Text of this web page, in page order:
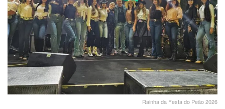
Rainha da Festa do Peão 2026